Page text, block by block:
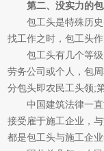
第二、没实力的包
包工头是特殊历史
找工作之时，包工头
包工头有几个等级
劳务公司或个人，包
分包头即农民工头领;
中国建筑法律一直
接受雇于施工企业，
都是包工头与施工企